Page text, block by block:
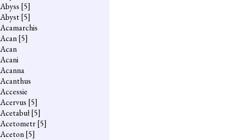
Abyss [5]
Abyst[5]
Acamarchis
Acan[5]
Acan
Acani
Acanna
Acanthus
Accessie
Acervus [5]
Acetabuł[5]
Acetometr[5]
Aceton[5]